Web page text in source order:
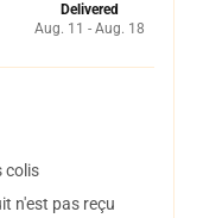
Delivered
Aug. 11 - Aug. 18
colis
n'est pas reçu